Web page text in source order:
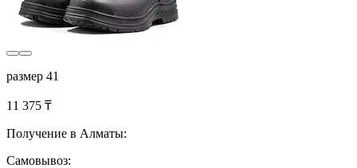
размер 41
11 375 ₸
Получение в Алматы:
Самовывоз: